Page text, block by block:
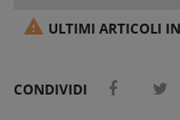
 ULTIMI ARTICOLI
CONDIVIDI